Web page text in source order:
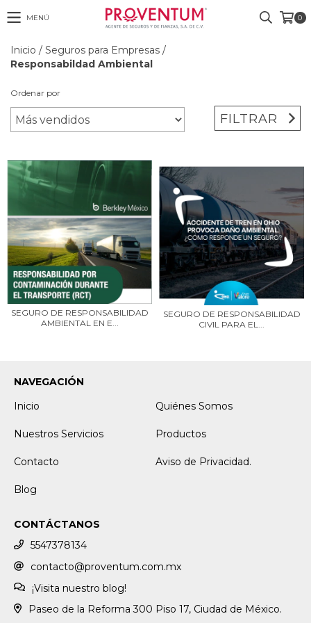
MENÚ 0
Inicio / Seguros para Empresas /
Responsabildad Ambiental
Ordenar por
FILTRAR
SEGURO DE RESPONSABILIDAD
AMBIENTAL EN E...
SEGURO DE RESPONSABILIDAD
CIVIL PARA EL...
NAVEGACIÓN
Inicio
Quiénes Somos
Nuestros Servicios Productos
Contacto Aviso de Privacidad.
Blog
CONTÁCTANOS
5547378134
contacto@proventum.com.mx
¡Visita nuestro blog!
Paseo de la Reforma 300 Piso 17, Ciudad de México.